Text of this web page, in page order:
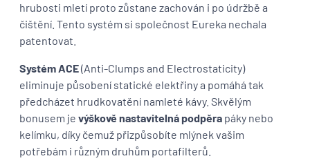
hrubosti mletí proto zůstane zachován i po údržbě a
čištění. Tento systém si společnost Eureka nechala
patentovat.
Systém ACE(Anti-Clumps and Electrostaticity)
eliminuje působení statické elektřiny a pomáhá tak
předcházet hrudkovatění namleté kávy. Skvělým
bonusem je výškově nastavitelná podpěra páky nebo
kelímku, díky čemuž přizpůsobíte mlýnek vašim
potřebám i různým druhům portafilterů.